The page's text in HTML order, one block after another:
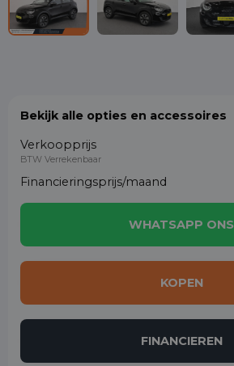
Bekijk alle opties en accessoires
Verkoopprijs
BTW Verrekenbaar
Financieringsprijs/maand
WHATSAPP ONS
KOPEN
FINANCIEREN